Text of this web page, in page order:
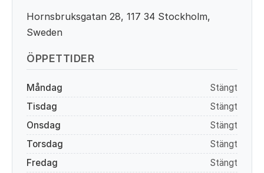
Hornsbruksgatan 28, 117 34 Stockholm,
Sweden
ÖPPETTIDER
Måndag
Stängt
Tisdag
Stängt
Onsdag
Stängt
Torsdag
Stängt
Fredag
Stängt